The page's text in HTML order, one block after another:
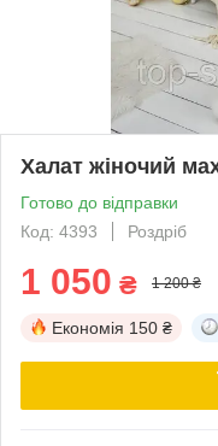
Халат жіночий
Готово до відправки
Код: 4393
Роздріб
1 050 ₴ 1 200 ₴
Економія 150 ₴